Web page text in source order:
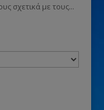
σχετικά με τους...